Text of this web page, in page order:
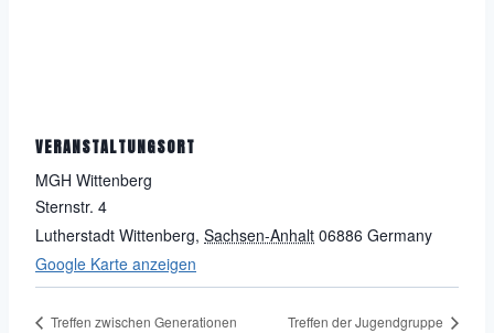
VERANSTALTUNGSORT
MGH Wittenberg
Sternstr. 4
Lutherstadt Wittenberg, Sachsen-Anhalt 06886 Germany
Google Karte anzeigen
Treffen zwischen Generationen Treffen der Jugendgruppe